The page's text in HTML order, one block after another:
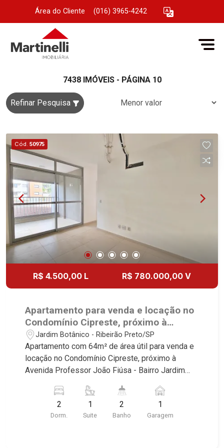
Área do Cliente (016) 3965-4242
7438 IMÓVEIS - PÁGINA 10
Refinar Pesquisa
Cód. 50975
R$ 4.500,00 L R$ 780.000,00 V
Apartamento para venda e locação no
Condomínio Cipreste, próximo à
Avenida Professor João Fiúsa -
Ribeirão Preto/SP.
Jardim Botânico - Ribeirão Preto/SP
Apartamento com 64m² de área útil para venda e
locação no Condomínio Cipreste, próximo à
Avenida Professor João Fiúsa - Bairro Jardim
características deste imóvel que a Martinelli
Imobiliária selecionou para você: - 64m² de área
útil - 2 dormitório com armários sendo 1 suíte -
2
Dorm.
1
Suite
2
Banho
1
Garagem